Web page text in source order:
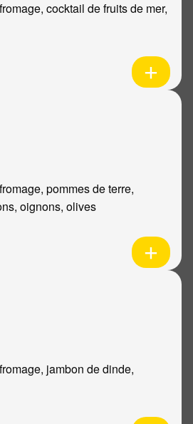
cocktail de fruits de mer,
pommes de terre,
oignons, olives
jambon de dinde,